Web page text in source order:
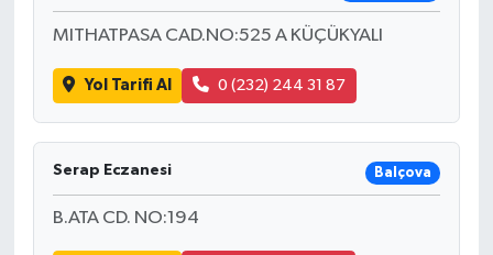
MITHATPASA CAD.NO:525 A KÜÇÜKYALI
Yol Tarifi Al 0 (232) 244 31 87
Serap Eczanesi Balçova
B.ATA CD. NO:194